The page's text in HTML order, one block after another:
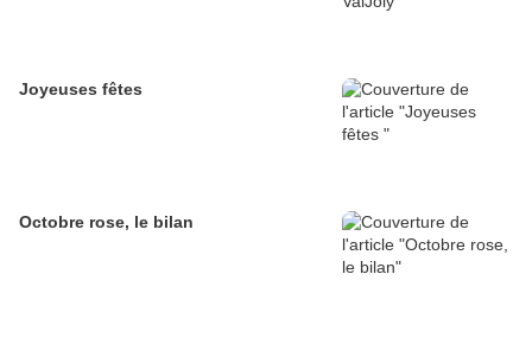
Joyeuses fêtes
Octobre rose, le bilan